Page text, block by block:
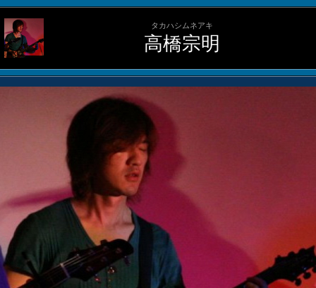
タカハシムネアキ
高橋宗明